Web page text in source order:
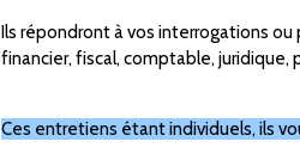
Ils répondront à vos interrogations
financier,fiscal,comptable,juridique,
Ces entretiens étant individuels, ils